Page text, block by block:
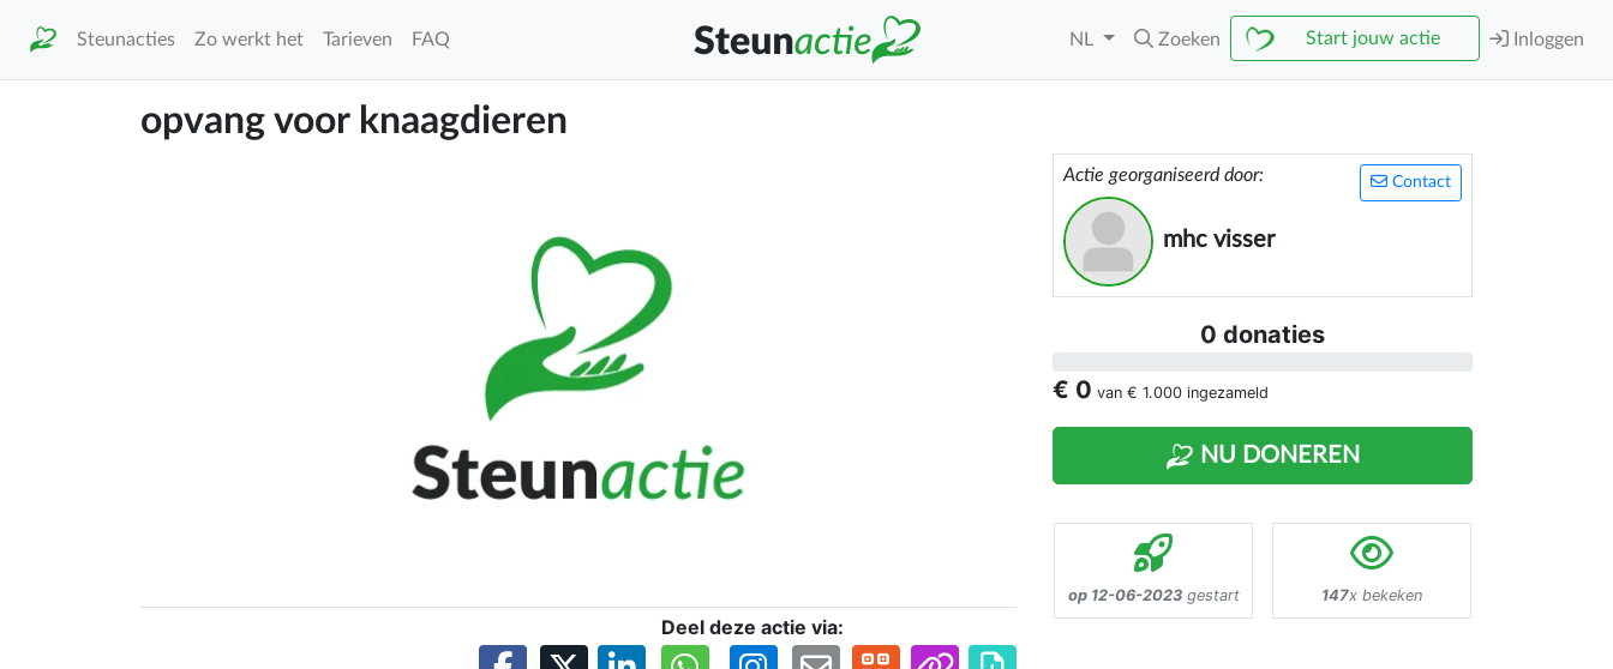
Steunacties Zo werkt het Tarieven FAQ NL Zoeken Start jouw actie Inloggen
opvang voor knaagdieren
Deel deze actie via:
Contact
Actie georganiseerd door:
mhc visser
0 donaties
€ 0 van € 1.000 ingezameld
NU DONEREN
op 12-06-2023gestart 147x bekeken